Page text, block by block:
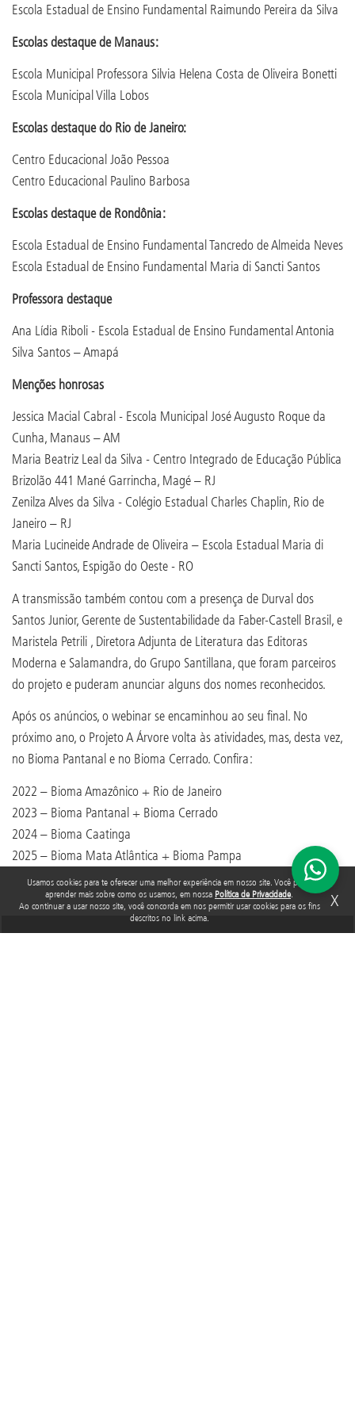
Usamos cookies para te oferecer uma melhor experiência em nosso site. Você pode
aprender mais sobre como os usamos, em nossa Política de Privacidade.
Ao continuar a usar nosso site, você concorda em nos permitir usar cookies para os fins
descritos no link acima.
X
Escola Estadual de Ensino Fundamental Raimundo Pereira da Silva
Escolas destaque de Manaus:
Escola Municipal Professora Silvia Helena Costa de Oliveira Bonetti
Escola Municipal Villa Lobos
Escolas destaque do Rio de Janeiro:
Centro Educacional João Pessoa
Centro Educacional Paulino Barbosa
Escolas destaque de Rondônia:
Escola Estadual de Ensino Fundamental Tancredo de Almeida Neves
Escola Estadual de Ensino Fundamental Maria di Sancti Santos
Professora destaque
Ana Lídia Riboli - Escola Estadual de Ensino Fundamental Antonia
Silva Santos – Amapá
Menções honrosas
Jessica Macial Cabral - Escola Municipal José Augusto Roque da
Cunha, Manaus – AM
Maria Beatriz Leal da Silva - Centro Integrado de Educação Pública
Brizolão 441 Mané Garrincha, Magé – RJ
Zenilza Alves da Silva - Colégio Estadual Charles Chaplin, Rio de
Janeiro – RJ
Maria Lucineide Andrade de Oliveira – Escola Estadual Maria di
Sancti Santos, Espigão do Oeste - RO
A transmissão também contou com a presença de Durval dos
Santos Junior, Gerente de Sustentabilidade da Faber-Castell Brasil, e
Maristela Petrili , Diretora Adjunta de Literatura das Editoras
Moderna e Salamandra, do Grupo Santillana, que foram parceiros
do projeto e puderam anunciar alguns dos nomes reconhecidos.
Após os anúncios, o webinar se encaminhou ao seu final. No
próximo ano, o Projeto A Árvore volta às atividades, mas, desta vez,
no Bioma Pantanal e no Bioma Cerrado. Confira:
2022 – Bioma Amazônico + Rio de Janeiro
2023 – Bioma Pantanal + Bioma Cerrado
2024 – Bioma Caatinga
2025 – Bioma Mata Atlântica + Bioma Pampa